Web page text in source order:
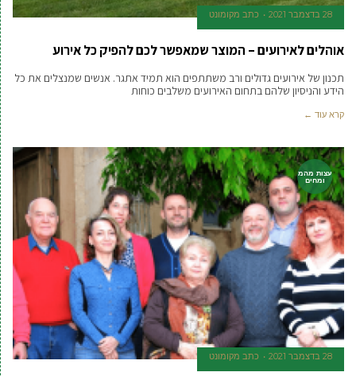
28 בדצמבר 2021 כתב מקומונט
אוהלים לאירועים – המוצר שמאפשר לכם להפיק כל אירוע
תכנון של אירועים גדולים ורב משתתפים הוא תמיד אתגר. אנשים שמנצלים את כל
הידע והניסיון שלהם בתחום האירועים משלבים כוחות
קרא עוד ←
עצות מהמ
ומחים
28 בדצמבר 2021 כתב מקומונט